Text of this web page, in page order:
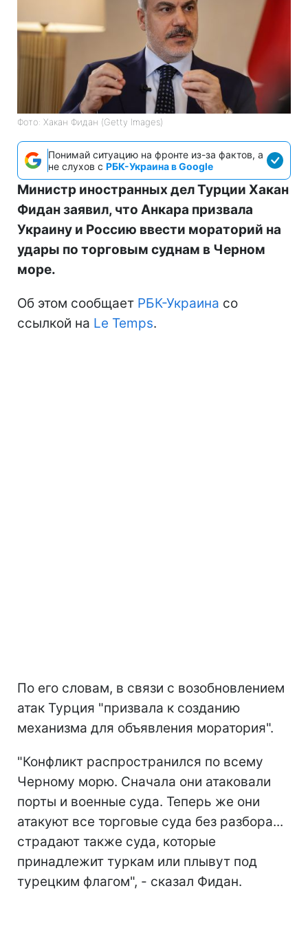
Фото: Хакан Фидан (Getty Images)
Понимай ситуацию на фронте из-за фактов, а
не слухов с РБК-Украина в Google
Министр иностранных дел Турции Хакан
Фидан заявил, что Анкара призвала
Украину и Россию ввести мораторий на
удары по торговым суднам в Черном
море.
Об этом сообщает РБК-Украина со
ссылкой на Le Temps.
По его словам, в связи с возобновлением
атак Турция "призвала к созданию
механизма для объявления моратория".
"Конфликт распространился по всему
Черному морю. Сначала они атаковали
порты и военные суда. Теперь же они
атакуют все торговые суда без разбора...
страдают также суда, которые
принадлежит туркам или плывут под
турецким флагом", - сказал Фидан.